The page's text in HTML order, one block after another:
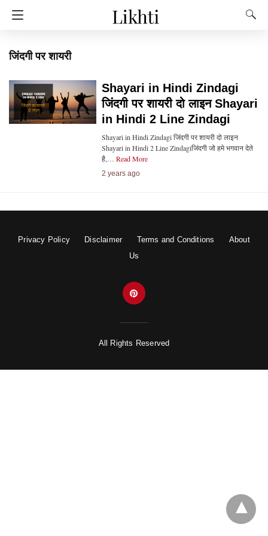
जिंदगी पर शायरी
Shayari in Hindi Zindagi
जिंदगी पर शायरी दो लाइन Shayari
in Hindi 2 Line Zindagi
Shayari in Hindi Zindagi जिंदगी पर शायरी दो लाइन
Shayari in Hindi 2 Line Zindagiजिंदगी जो हमे भगवान देते
है,… Read More
2 years ago
Privacy Policy Disclaimer Terms and Conditions
About
Us
All Rights Reserved